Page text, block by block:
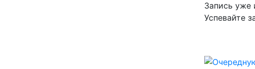
Запись уже
Успевайте